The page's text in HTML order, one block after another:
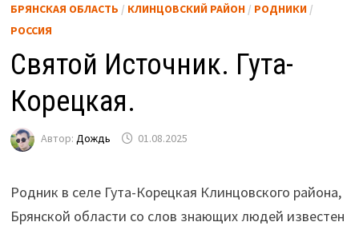
БРЯНСКАЯ ОБЛАСТЬ / КЛИНЦОВСКИЙ РАЙОН/ РОДНИКИ/
РОССИЯ
Святой Источник. Гута-
Корецкая.
Автор: Дождь 01.08.2025
Родник в селе Гута-Корецкая Клинцовского района,
Брянской области со слов знающих людей известен